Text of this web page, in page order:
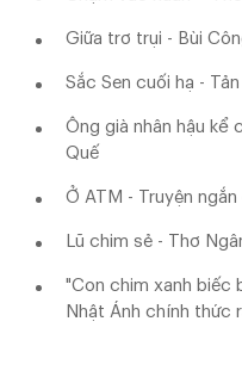
Giữa trơ trụi - Bùi
Sắc Sen cuối hạ -
Ông già nhân hậu kể
Quế
Ở ATM - Truyện
Lũ chim sẻ - Thơ
"Con chim xanh biếc
Nhật Ánh chính thức